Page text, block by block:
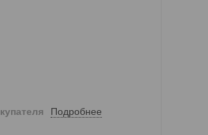
Подробнее